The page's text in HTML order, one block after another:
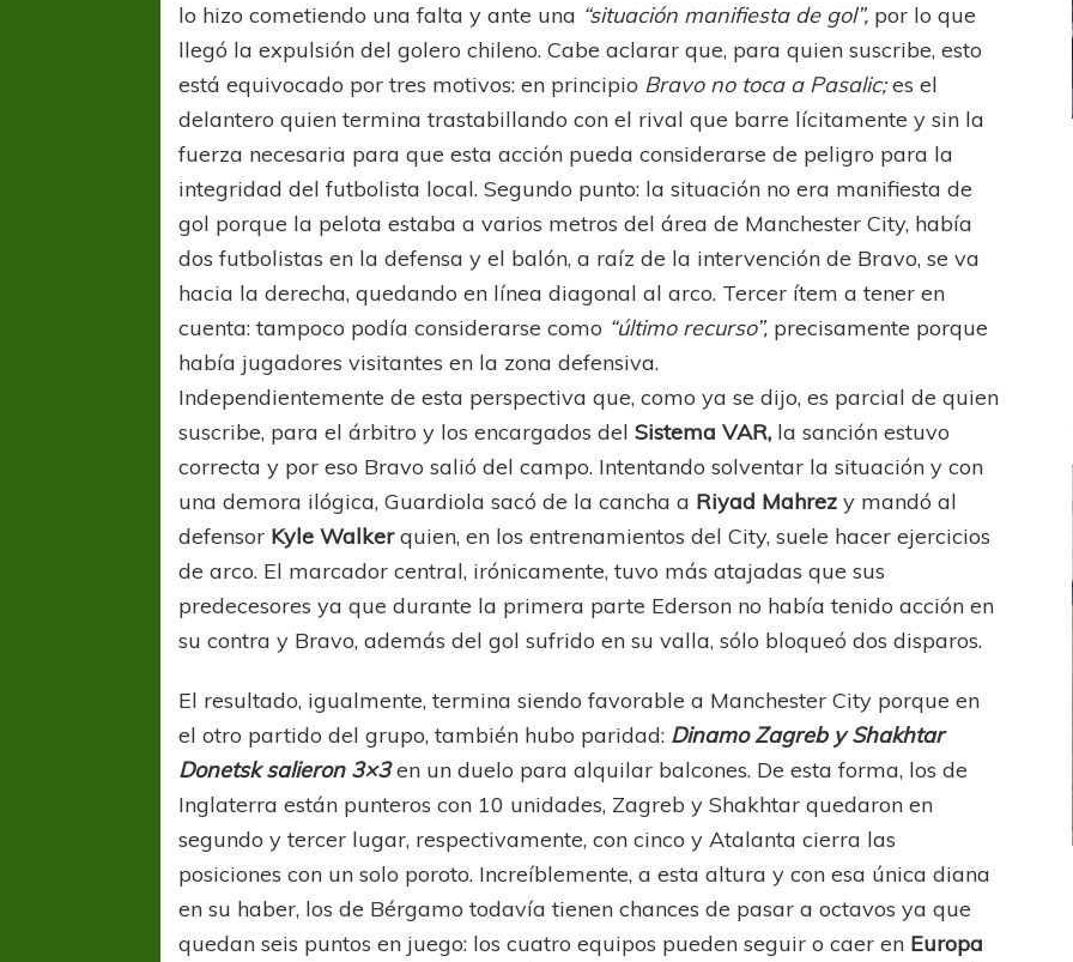
lo hizo cometiendo una falta y ante una “situación manifiesta de gol”, por lo que
llegó la expulsión del golero chileno. Cabe aclarar que, para quien suscribe, esto
está equivocado por tres motivos: en principio Bravo no toca a Pasalic;es el
delantero quien termina trastabillando con el rival que barre lícitamente y sin la
fuerza necesaria para que esta acción pueda considerarse de peligro para la
integridad del futbolista local. Segundo punto: la situación no era manifiesta de
gol porque la pelota estaba a varios metros del área de Manchester City, había
dos futbolistas en la defensa y el balón, a raíz de la intervención de Bravo, se va
hacia la derecha, quedando en línea diagonal al arco. Tercer ítem a tener en
cuenta: tampoco podía considerarse como “último recurso”, precisamente porque
había jugadores visitantes en la zona defensiva.
Independientemente de esta perspectiva que, como ya se dijo, es parcial de quien
suscribe, para el árbitro y los encargados del Sistema VAR, la sanción estuvo
correcta y por eso Bravo salió del campo. Intentando solventar la situación y con
una demora ilógica, Guardiola sacó de la cancha a Riyad Mahrez y mandó al
defensor Kyle Walkerquien, en los entrenamientos del City, suele hacer ejercicios
de arco. El marcador central, irónicamente, tuvo más atajadas que sus
predecesores ya que durante la primera parte Ederson no había tenido acción en
su contra y Bravo, además del gol sufrido en su valla, sólo bloqueó dos disparos.
El resultado, igualmente, termina siendo favorable a Manchester City porque en
el otro partido del grupo, también hubo paridad: Dinamo Zagreb y Shakhtar
Donetsk salieron 3×3en un duelo para alquilar balcones. De esta forma, los de
Inglaterra están punteros con 10 unidades, Zagreb y Shakhtar quedaron en
segundo y tercer lugar, respectivamente, con cinco y Atalanta cierra las
posiciones con un solo poroto. Increíblemente, a esta altura y con esa única diana
en su haber, los de Bérgamo todavía tienen chances de pasar a octavos ya que
quedan seis puntos en juego: los cuatro equipos pueden seguir o caer en Europa
COPA SUDAMERICANA TIGRE
A pesar de la derrota Tigre avanzó a
COPA SUDAMERICANA LANÚS
Sur Defendido
UEFA CHAMPIONS LEAGUE
PSG celebró el bicampeonato
FÚTBOL FEMENINO
REGIONAL AMATEUR
Ajustada caída de Verónica en Alejandro
FÚTBOL FEMENINO
REGIONAL AMATEUR
Verónica jugará ante Estrella del Sur en el
FÚTBOL FEMENINO
LIGA DE LA COSTA
Las campeonas festejaron ante su gente